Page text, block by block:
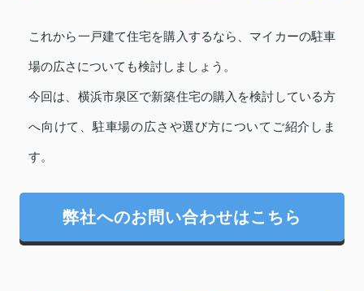
これから一戸建て住宅を購入するなら、マイカーの駐車
場の広さについても検討しましょう。
今回は、横浜市泉区で新築住宅の購入を検討している方
へ向けて、駐車場の広さや選び方についてご紹介しま
す。
弊社へのお問い合わせはこちら